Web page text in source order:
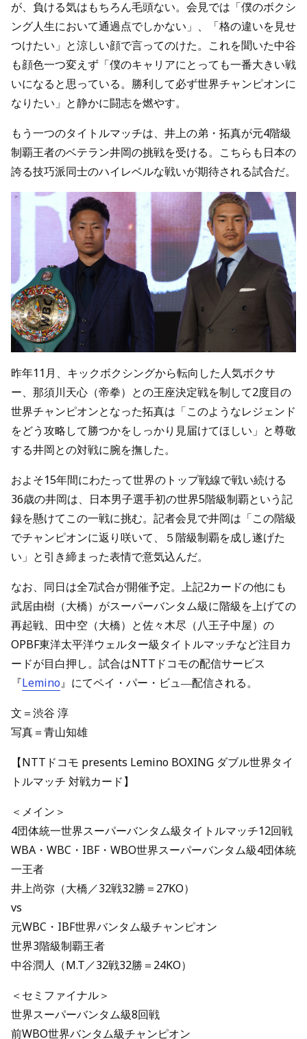
が、負ける気はもちろん毛頭ない。会見では「僕のボクシ
ング人生において通過点でしかない」、「格の違いを見せ
つけたい」と涼しい顔で言ってのけた。これを聞いた中谷
も顔色一つ変えず「僕のキャリアにとっても一番大きい戦
いになると思っている。勝利して必ず世界チャンピオンに
なりたい」と静かに闘志を燃やす。
もう一つのタイトルマッチは、井上の弟・拓真が元4階級
制覇王者のベテラン井岡の挑戦を受ける。こちらも日本の
誇る技巧派同士のハイレベルな戦いが期待される試合だ。
昨年11月、キックボクシングから転向した人気ボクサ
ー、那須川天心（帝拳）との王座決定戦を制して2度目の
世界チャンピオンとなった拓真は「このようなレジェンド
をどう攻略して勝つかをしっかり見届けてほしい」と尊敬
する井岡との対戦に腕を撫した。
およそ15年間にわたって世界のトップ戦線で戦い続ける
36歳の井岡は、日本男子選手初の世界5階級制覇という記
録を懸けてこの一戦に挑む。記者会見で井岡は「この階級
でチャンピオンに返り咲いて、５階級制覇を成し遂げた
い」と引き締まった表情で意気込んだ。
なお、同日は全7試合が開催予定。上記2カードの他にも
武居由樹（大橋）がスーパーバンタム級に階級を上げての
再起戦、田中空（大橋）と佐々木尽（八王子中屋）の
OPBF東洋太平洋ウェルター級タイトルマッチなど注目カ
ードが目白押し。試合はNTTドコモの配信サービス
『Lemino』にてペイ・パー・ビュ―配信される。
文＝渋谷 淳
写真＝青山知雄
【NTTドコモ presents Lemino BOXING ダブル世界タイ
トルマッチ 対戦カード】
＜メイン＞
4団体統一世界スーパーバンタム級タイトルマッチ12回戦
WBA・WBC・IBF・WBO世界スーパーバンタム級4団体統
一王者
井上尚弥（大橋／32戦32勝＝27KO）
vs
元WBC・IBF世界バンタム級チャンピオン
世界3階級制覇王者
中谷潤人（M.T／32戦32勝＝24KO）
＜セミファイナル＞
世界スーパーバンタム級8回戦
前WBO世界バンタム級チャンピオン